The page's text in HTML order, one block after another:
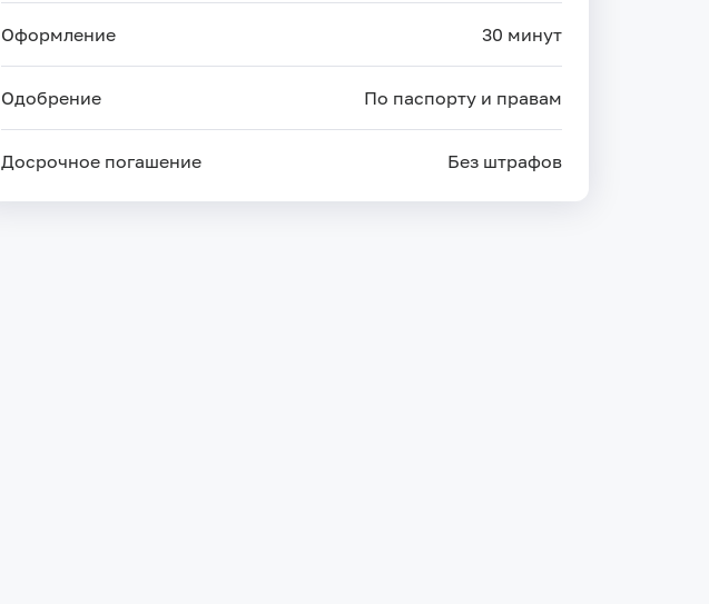
Оформление 30 минут
Одобрение По паспорту и правам
Досрочное погашение Без штрафов